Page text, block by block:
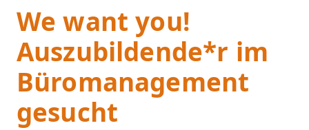
We want you!
Auszubildende*r im
Büromanagement
gesucht